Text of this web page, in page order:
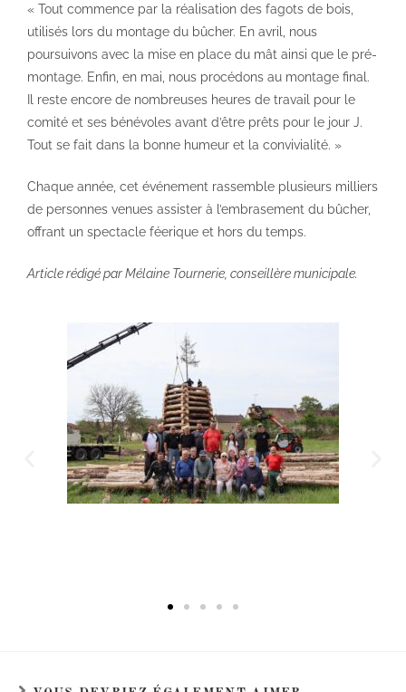
« Tout commence par la réalisation des fagots de bois,
utilisés lors du montage du bûcher. En avril, nous
poursuivons avec la mise en place du mât ainsi que le pré-
montage. Enfin, en mai, nous procédons au montage final.
Il reste encore de nombreuses heures de travail pour le
comité et ses bénévoles avant d’être prêts pour le jour J.
Tout se fait dans la bonne humeur et la convivialité. »
Chaque année, cet événement rassemble plusieurs milliers
de personnes venues assister à l’embrasement du bûcher,
offrant un spectacle féerique et hors du temps.
Article rédigé par Mélaine Tournerie, conseillère municipale.